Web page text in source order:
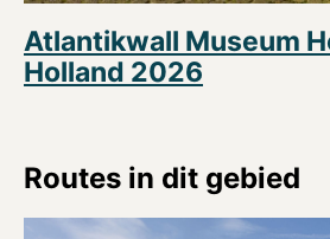
Atlantikwall Museum
Holland 2026
Routes in dit gebied